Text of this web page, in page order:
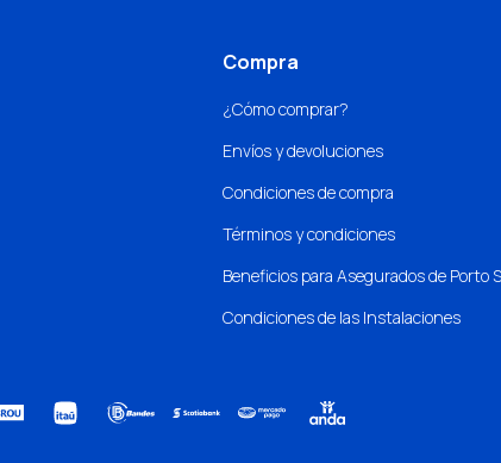
Compra
¿Cómo comprar?
Envíos y devoluciones
Condiciones de compra
Términos y condiciones
Beneficios para Asegurados de Porto
Condiciones de las Instalaciones